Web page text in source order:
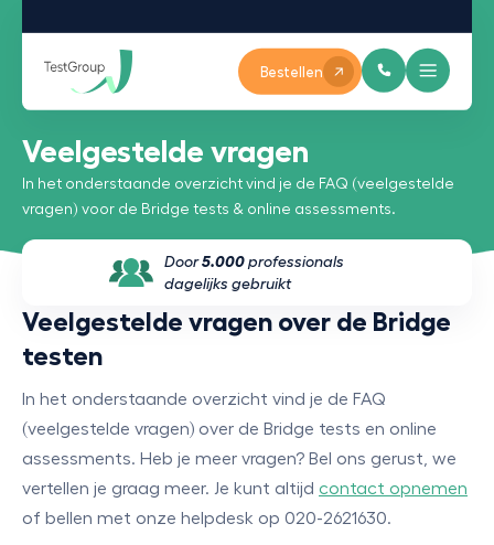
Bestellen
Veelgestelde vragen
In het onderstaande overzicht vind je de FAQ (veelgestelde
vragen) voor de Bridge tests & online assessments.
Door5.000 professionals
dagelijks gebruikt
Veelgestelde vragen over de Bridge
testen
In het onderstaande overzicht vind je de FAQ
(veelgestelde vragen) over de Bridge tests en online
assessments. Heb je meer vragen? Bel ons gerust, we
vertellen je graag meer. Je kunt altijd contact opnemen
of bellen met onze helpdesk op 020-2621630.